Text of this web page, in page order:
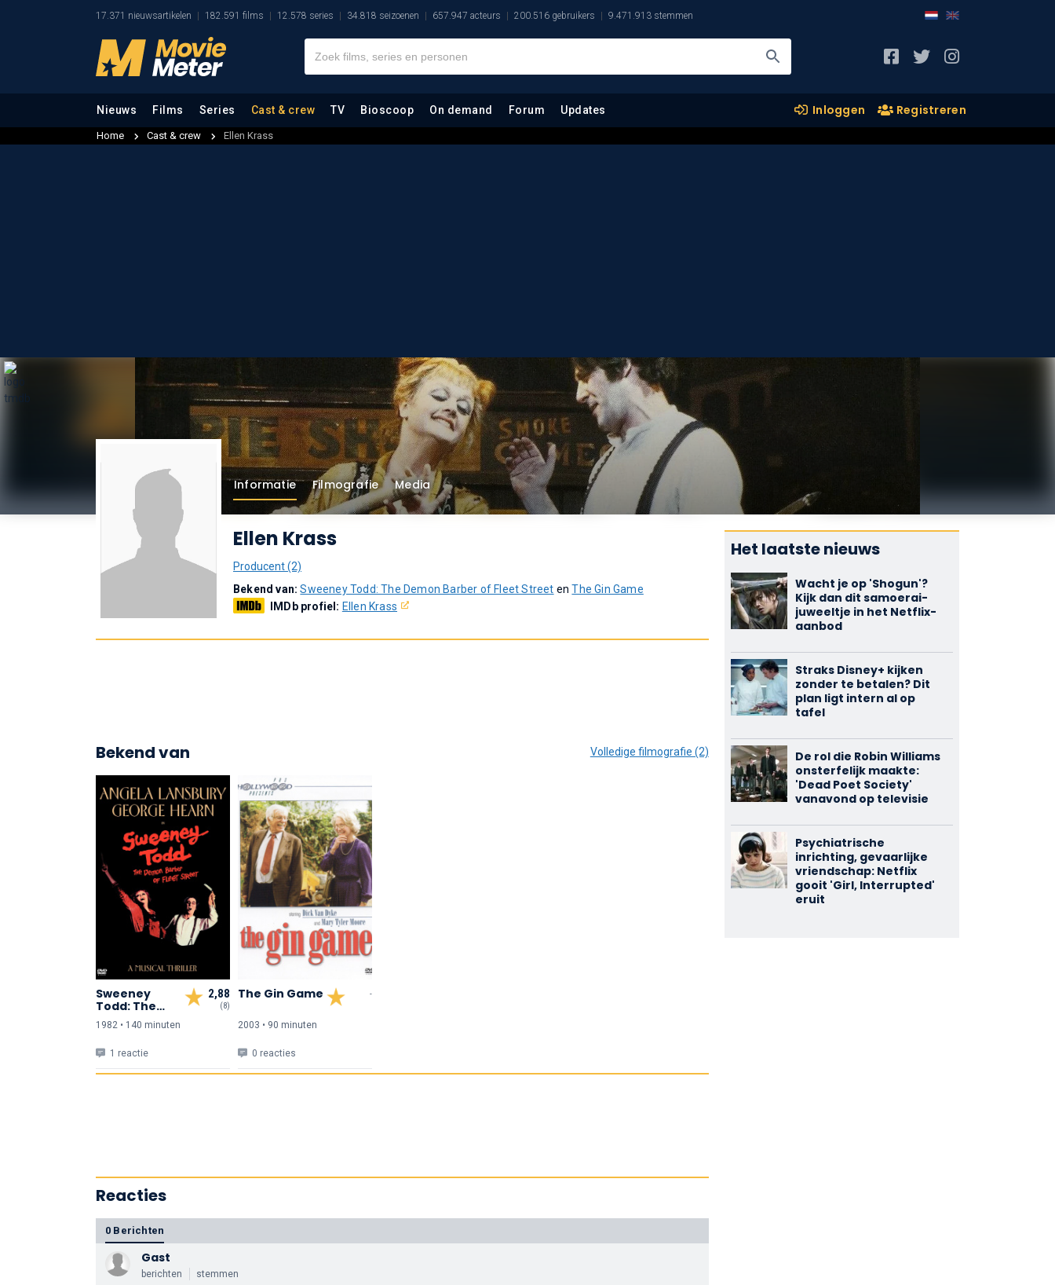
17.371 nieuwsartikelen 182.591 films 12.578 series 34.818 seizoenen 657.947 acteurs 200.516 gebruikers 9.471.913 stemmen
Nieuws Films Series Cast & crew TV Bioscoop On demand Forum Updates Inloggen Registreren
Home Cast & crew Ellen Krass
Informatie Filmografie Media
Ellen Krass
Producent (2)
Bekend van:Sweeney Todd: The Demon Barber of Fleet Street enThe Gin Game
IMDb profiel: Ellen Krass
Bekend van Volledige filmografie (2)
2,88
(8)
Sweeney
Todd: The
Demon Barber
of Fleet Street
1982 • 140 minuten
1 reactie
-
The Gin Game
2003 • 90 minuten
0 reacties
Reacties
0 Berichten
Gast
berichten stemmen
Het laatste nieuws
Wacht je op 'Shogun'?
Kijk dan dit samoerai-
juweeltje in het Netflix-
aanbod
Straks Disney+ kijken
zonder te betalen? Dit
plan ligt intern al op
tafel
De rol die Robin Williams
onsterfelijk maakte:
'Dead Poet Society'
vanavond op televisie
Psychiatrische
inrichting, gevaarlijke
vriendschap: Netflix
gooit 'Girl, Interrupted'
eruit